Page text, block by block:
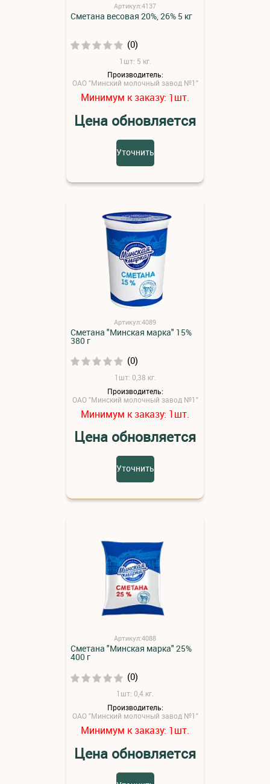
Артикул:4137
Сметана весовая 20%, 26% 5 кг
(0)
1шт: 5 кг.
Производитель:
ОАО "Минский молочный завод №1"
Минимум к заказу: 1шт.
Цена обновляется
Уточнить
Артикул:4089
Сметана "Минская марка" 15%
380 г
(0)
1шт: 0,38 кг.
Производитель:
ОАО "Минский молочный завод №1"
Минимум к заказу: 1шт.
Цена обновляется
Уточнить
Артикул:4088
Сметана "Минская марка" 25%
400 г
(0)
1шт: 0,4 кг.
Производитель:
ОАО "Минский молочный завод №1"
Минимум к заказу: 1шт.
Цена обновляется